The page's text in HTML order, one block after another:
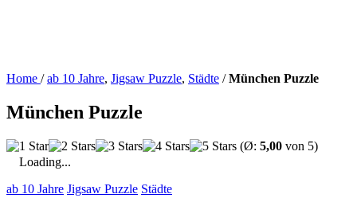
Home / ab 10 Jahre, Jigsaw Puzzle, Städte / München Puzzle
München Puzzle
(Ø: 5,00 von 5)
Loading...
ab 10 Jahre Jigsaw Puzzle Städte